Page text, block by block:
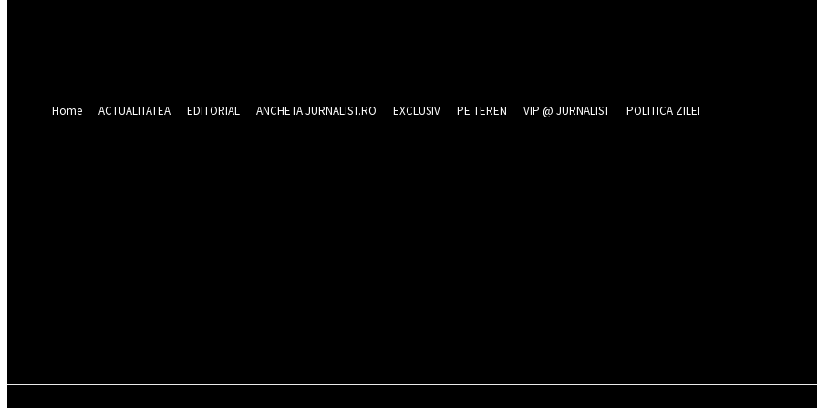
Home
ACTUALITATEA EDITORIAL ANCHETA JURNALIST.RO EXCLUSIV PE TEREN VIP @ JURNALIST POLITICA ZILEI